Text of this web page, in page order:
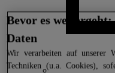
Bevor es
Daten
Wir verarbeiten auf unserer
Techniken (u.a. Cookies),